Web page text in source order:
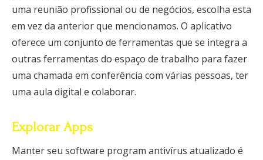
uma reunião profissional ou de negócios, escolha esta
em vez da anterior que mencionamos. O aplicativo
oferece um conjunto de ferramentas que se integra a
outras ferramentas do espaço de trabalho para fazer
uma chamada em conferência com várias pessoas, ter
uma aula digital e colaborar.
Explorar Apps
Manter seu software program antivírus atualizado é